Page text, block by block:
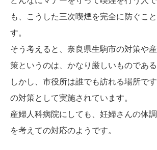
も、こうした三次喫煙を完全に防ぐこ
す。
そう考えると、奈良県生駒市の対策や
策というのは、かなり厳しいものである
しかし、市役所は誰でも訪れる場所で
の対策として実施されています。
産婦人科病院にしても、妊婦さんの体
を考えての対応のようです。